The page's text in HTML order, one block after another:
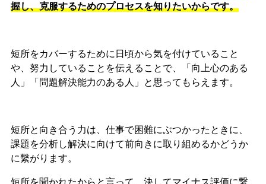
握し、克服するためのプロセスを知りたいからです。
短所をカバーするために日頃から気を付けていること
や、努力していることを伝えることで、「向上心のある
人」「問題解決能力のある人」と思ってもらえます。
短所と向き合う力は、仕事で困難にぶつかったときに、
課題を分析し解決に向けて前向きに取り組めるかどうか
に繫がります。